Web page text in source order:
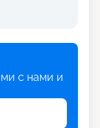
с нами и